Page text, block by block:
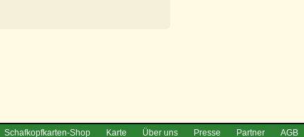
Schafkopfkarten-Shop Karte Über uns Presse Partner AGB